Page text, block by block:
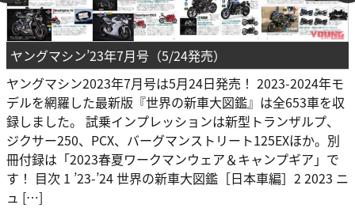
ヤングマシン’23年7月号（5/24発売）
ヤングマシン2023年7月号は5月24日発売！ 2023-2024年モ
デルを網羅した最新版『世界の新車大図鑑』は全653車を収
録しました。 試乗インプレッションは新型トランザルプ、
ジクサー250、PCX、バーグマンストリート125EXほか。別
冊付録は「2023春夏ワークマンウェア＆キャンプギア」で
す！ 目次 1 ’23-’24 世界の新車大図鑑［日本車編］2 2023 ニ
ュ […]